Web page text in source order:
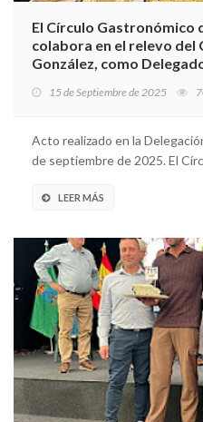
El Círculo Gastronómico
colabora en el relevo del
González, como
15 de Septiembre de 2025
Acto realizado en la
de septiembre de 2025. El
LEER MÁS